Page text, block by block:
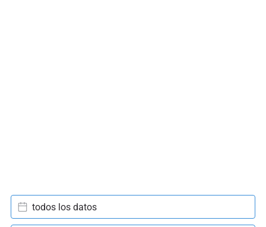
todos los datos